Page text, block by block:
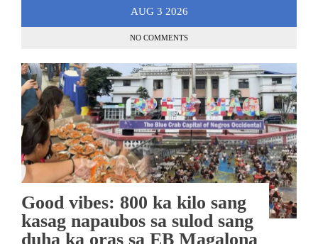
AUG 3 2026
NO COMMENTS
Good vibes: 800 ka kilo sang
kasag napaubos sa sulod sang
duha ka oras sa EB Magalona